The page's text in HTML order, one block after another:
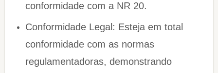
conformidade com a NR 20.
Conformidade Legal: Esteja em total
conformidade com as normas
regulamentadoras, demonstrando